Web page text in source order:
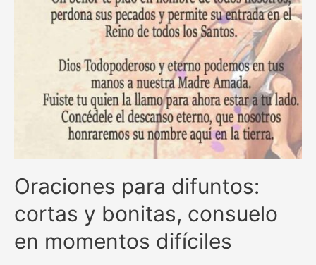
Oraciones para difuntos:
cortas y bonitas, consuelo
en momentos difíciles